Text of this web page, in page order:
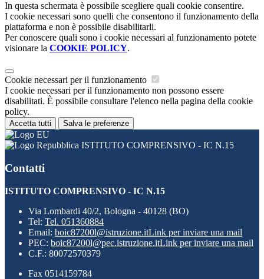
In questa schermata è possibile scegliere quali cookie consentire.
I cookie necessari sono quelli che consentono il funzionamento della
piattaforma e non è possibile disabilitarli.
Per conoscere quali sono i cookie necessari al funzionamento potete
visionare la COOKIE POLICY.
Cookie necessari per il funzionamento
I cookie necessari per il funzionamento non possono essere
disabilitati. È possibile consultare l'elenco nella pagina della cookie
policy.
Accetta tutti Salva le preferenze
ISTITUTO COMPRENSIVO - IC N.15
Contatti
ISTITUTO COMPRENSIVO - IC N.15
Via Lombardi 40/2, Bologna - 40128 (BO)
Tel: Tel. 051360884
Email: boic87200l@istruzione.itLink per inviare una mail
PEC: boic87200l@pec.istruzione.itLink per inviare una mail
C.F.: 80072570379
Fax 0514159784